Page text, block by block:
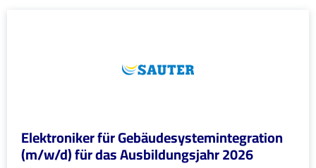
Elektroniker für Gebäudesystemintegration
(m/w/d) für das Ausbildungsjahr 2026